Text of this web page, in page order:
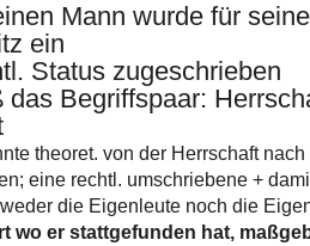
Mann wurde für
ein
Status zugeschrieben
das Begriffspaar:
theoret. von der Herrschaft
eine rechtl. umschriebene +
die Eigenleute noch die
wo er stattgefunden hat,